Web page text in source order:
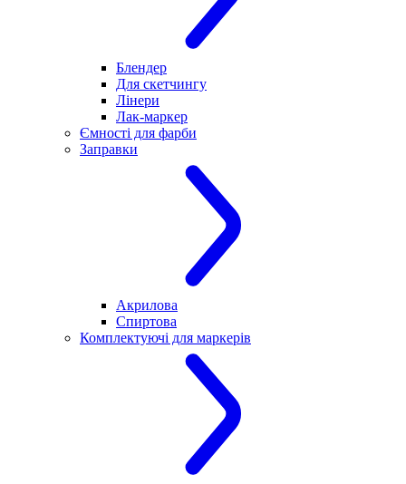
Блендер
Для скетчингу
Лінери
Лак-маркер
Ємності для фарби
Заправки
Акрилова
Спиртова
Комплектуючі для маркерів